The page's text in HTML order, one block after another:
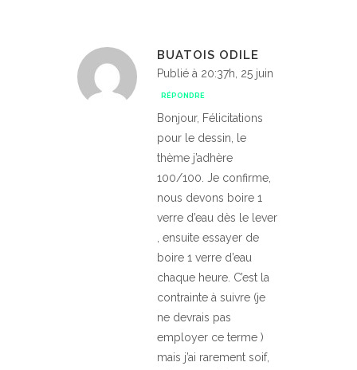
BUATOIS ODILE
Publié à 20:37h, 25 juin
RÉPONDRE
Bonjour, Félicitations
pour le dessin, le
thème j’adhère
100/100. Je confirme,
nous devons boire 1
verre d’eau dès le lever
, ensuite essayer de
boire 1 verre d’eau
chaque heure. C’est la
contrainte à suivre (je
ne devrais pas
employer ce terme )
mais j’ai rarement soif,